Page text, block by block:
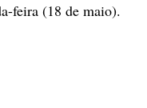
feira (18 de maio).